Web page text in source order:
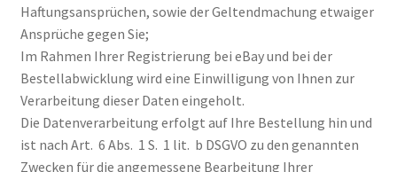
Haftungsansprüchen, sowie der Geltendmachung etwaiger
Ansprüche gegen Sie;
Im Rahmen Ihrer Registrierung bei eBay und bei der
Bestellabwicklung wird eine Einwilligung von Ihnen zur
Verarbeitung dieser Daten eingeholt.
Die Datenverarbeitung erfolgt auf Ihre Bestellung hin und
ist nach Art. 6 Abs. 1 S. 1 lit. b DSGVO zu den genannten
Zwecken für die angemessene Bearbeitung Ihrer